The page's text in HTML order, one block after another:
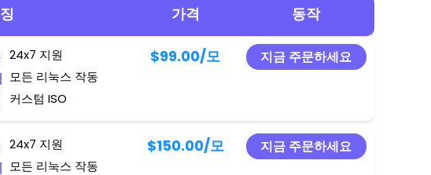
가격 동작
24x7 지원
모든 리눅스 작동
커스텀 ISO
$99.00/모 지금 주문하세요
24x7 지원
모든 리눅스 작동
$150.00/모 지금 주문하세요